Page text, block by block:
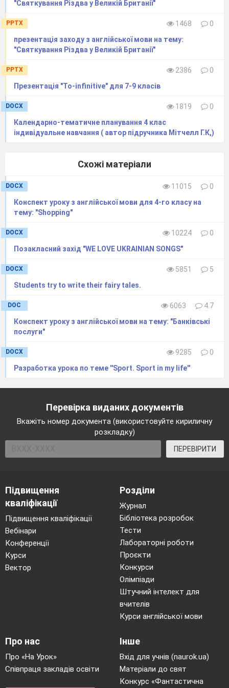
нас розповіла про свято Хеллоуін. А ми для
нашої гості заспіваємо пісню.
Song:
This is my favorite pumpkin,
2 scary teeth,
ІІІ. Підбиття підсумків заняття
T. - Girls and boys today we have talked about
-Boys and girls, do you like play with Abra-
(
We also should thank Abra-dabra for his
Ch. – 1, 2, 3, 4, 5 Goodbye! See you next time!
"Святкування Різдва у Великій Британії"
PPTX 1468
0
презентація заходу з англійської мови на тему:
"Святкування Різдва у Великій Британії"
PPTX 2386
0
Презентація "To-infinitive" для 7-9 класів
DOCX 1819
0
Календарно-тематичне планування 4 клас
індивідуальне навчання ( автор підручника Мітчелл Г.К,)
Схожі матеріали
DOCX 11015
0
Конспект уроку з англійської мови для 4-го класу на
тему: "Shopping"
DOCX 10224
0
Позакласний захід "WE LOVE UKRAINIAN SONGS"
DOCX 5851
5
Students try to write their fairy tales.
DOC 6063
4.7
Конспект уроку з англійської мови на тему: "Банківські
послуги"
DOCX 9285
0
Разработка урока по теме ''Sport. Sport in my life''
Перевірка виданих документів
Вкажіть номер документа (використовуйте кириличну
розкладку)
ПЕРЕВІРИТИ
Підвищення
кваліфікації
Підвищення кваліфікації
Вебінари
Конференції
Курси
Вектор
Розділи
Журнал
Бібліотека розробок
Тести
Лабораторні роботи
Проєкти
Конкурси
Олімпіади
Штучний інтелект для
вчителів
Курси англійської мови
Про нас
Про «На Урок»
Співпраця закладів освіти
Інше
Вхід для учнів (naurok.ua)
Матеріали до свят
Конкурс «Фантастична